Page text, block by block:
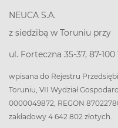
NEUCA S.A.
z siedzibą w Toruniu przy
ul. Forteczna 35-37, 87-100
wpisana do Rejestru
Toruniu, VII Wydział
0000049872, REGON
zakładowy 4 642 802 złotych.